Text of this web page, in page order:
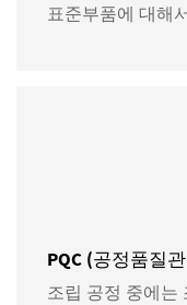
표준부품에 대해
PQC (공정품질
조립 공정 중에는